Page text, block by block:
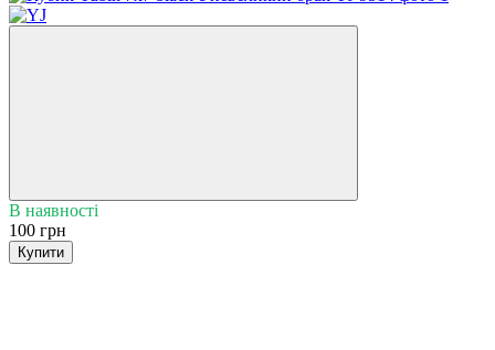
В наявності
100 грн
Купити